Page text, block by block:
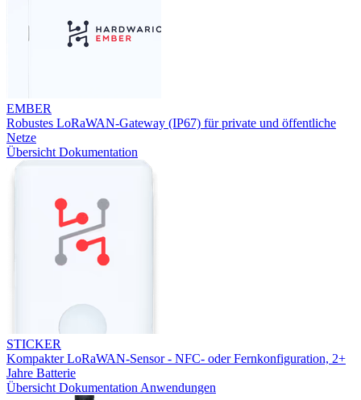
EMBER
Robustes LoRaWAN-Gateway (IP67) für private und öffentliche
Netze
Übersicht Dokumentation
STICKER
Kompakter LoRaWAN-Sensor - NFC- oder Fernkonfiguration, 2+
Jahre Batterie
Übersicht Dokumentation Anwendungen